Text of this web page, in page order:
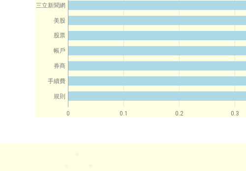
0 0.1 0.2 0.3
三立新聞網
美股
股票
帳戶
券商
手續費
規則